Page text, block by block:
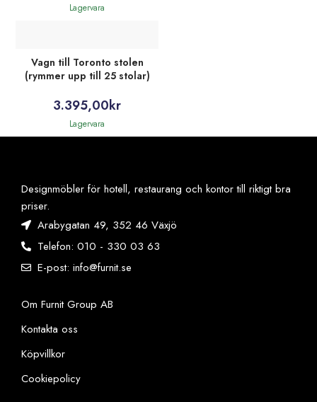
Lagervara
Vagn till Toronto stolen
(rymmer upp till 25 stolar)
3.395,00kr
Lagervara
Designmöbler för hotell, restaurang och kontor till riktigt bra
priser.
Arabygatan 49, 352 46 Växjö
Telefon: 010 - 330 03 63
E-post: info@furnit.se
Om Furnit Group AB
Kontakta oss
Köpvillkor
Cookiepolicy